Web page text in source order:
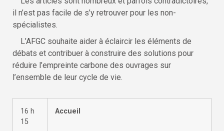
il n’est pas facile de s’y retrouver pour les non-
spécialistes.
L’AFGC souhaite aider à éclaircir les éléments de
débats et contribuer à construire des solutions pour
réduire l’empreinte carbone des ouvrages sur
l’ensemble de leur cycle de vie.
16 h
15
Accueil